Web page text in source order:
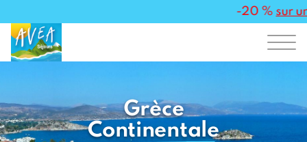
-20 %sur
Grèce
Continentale